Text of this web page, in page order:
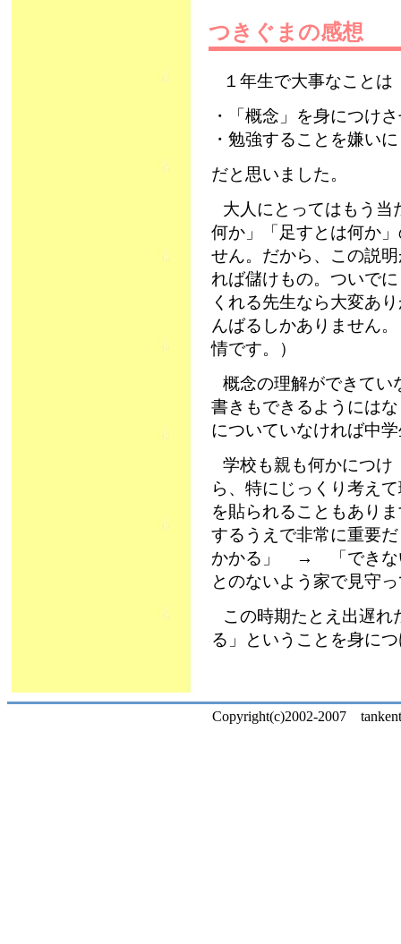
つきぐまの感想
１年生で大事なことは
・「概念」を身につけ
・勉強することを嫌い
だと思いました。
大人にとってはもう当
何か」「足すとは何か
せん。だから、この説
れば儲けもの。ついで
くれる先生なら大変あ
んばるしかありません
情です。）
概念の理解ができてい
書きもできるようには
についていなければ中
学校も親も何かにつけ
ら、特にじっくり考え
を貼られることもあり
するうえで非常に重要
かかる」 → 「できな
とのないよう家で見守
この時期たとえ出遅
る」ということを身に
Copyright(c)2002-2007